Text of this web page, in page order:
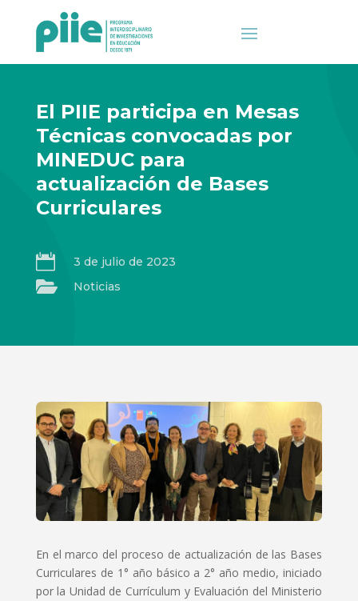
El PIIE participa en Mesas
Técnicas convocadas por
MINEDUC para
actualización de Bases
Curriculares
 3 de julio de 2023
 Noticias
En el marco del proceso de actualización de las Bases
Curriculares de 1° año básico a 2° año medio, iniciado
por la Unidad de Currículum y Evaluación del Ministerio